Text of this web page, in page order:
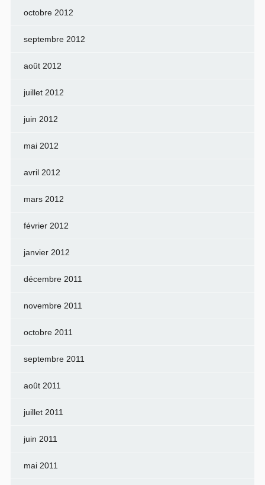
octobre 2012
septembre 2012
août 2012
juillet 2012
juin 2012
mai 2012
avril 2012
mars 2012
février 2012
janvier 2012
décembre 2011
novembre 2011
octobre 2011
septembre 2011
août 2011
juillet 2011
juin 2011
mai 2011